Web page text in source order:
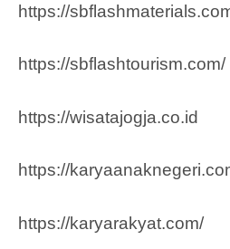
https://
https://sbflashtourism.com/
https://wisatajogja.co.id
https://
https://karyarakyat.com/